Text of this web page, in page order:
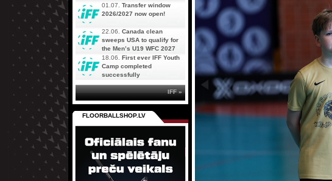
stronger future for floorball
01.07. Transfer window
2026/2027 now open!
22.06. Canada clean
sweeps USA to qualify for
the Men’s U19 WFC 2027
18.06. First ever IFF Youth
Camp completed
successfully
IFF »
FLOORBALLSHOP.LV